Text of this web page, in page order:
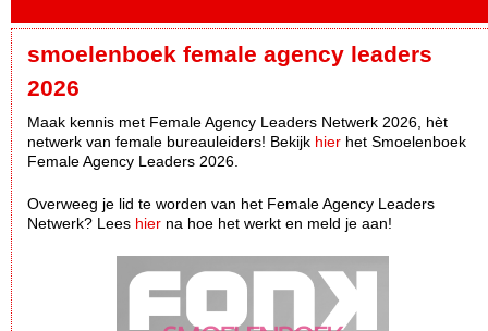
smoelenboek female agency leaders
2026
Maak kennis met Female Agency Leaders Netwerk 2026, hèt
netwerk van female bureauleiders! Bekijk hier het Smoelenboek
Female Agency Leaders 2026.
Overweeg je lid te worden van het Female Agency Leaders
Netwerk? Lees hier na hoe het werkt en meld je aan!